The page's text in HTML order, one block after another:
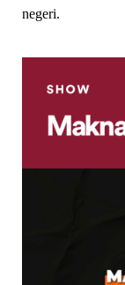
negeri.